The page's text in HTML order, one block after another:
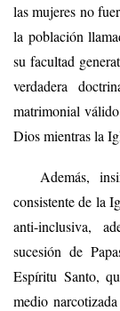
las mujeres no
la población
su facultad
verdadera
matrimonial
Dios mientras la
Además,
consistente de la
anti-inclusiva,
sucesión de
Espíritu Santo,
medio